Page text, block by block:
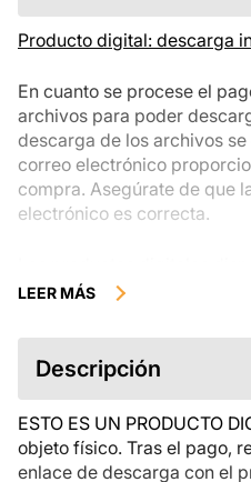
Producto digital: descarga
En cuanto se procese el
archivos para poder
descarga de los archivos
correo electrónico
compra. Asegúrate de que
electrónico es correcta.
instantánea no se pueden
descripción del producto
comprarlo y que te pongas
tienes alguna duda. Si
ponte en contacto
LEER MÁS
Descripción
ESTO ES UN PRODUCTO
objeto físico. Tras el pago,
enlace de descarga con el